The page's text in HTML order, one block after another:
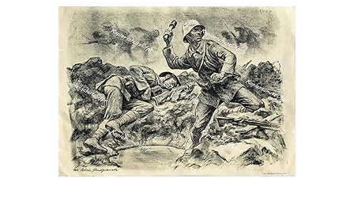
Arte y coleccionismo
Vendedores
Comenzar a vender
CERRAR